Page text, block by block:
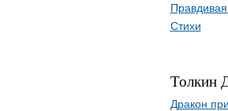
Стихи
Толкин
Дракон